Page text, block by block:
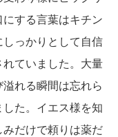
する言葉はキチン
っかりとして自信
ていました。大量
れる瞬間は忘れら
た。イエス様を知
だけで頼りは薬だ